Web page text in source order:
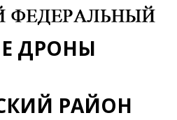
ДРОНЫ
РАЙОН